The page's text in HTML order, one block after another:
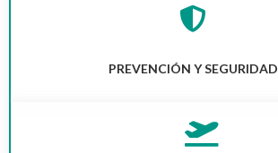
PREVENCIÓN Y SEGURIDAD